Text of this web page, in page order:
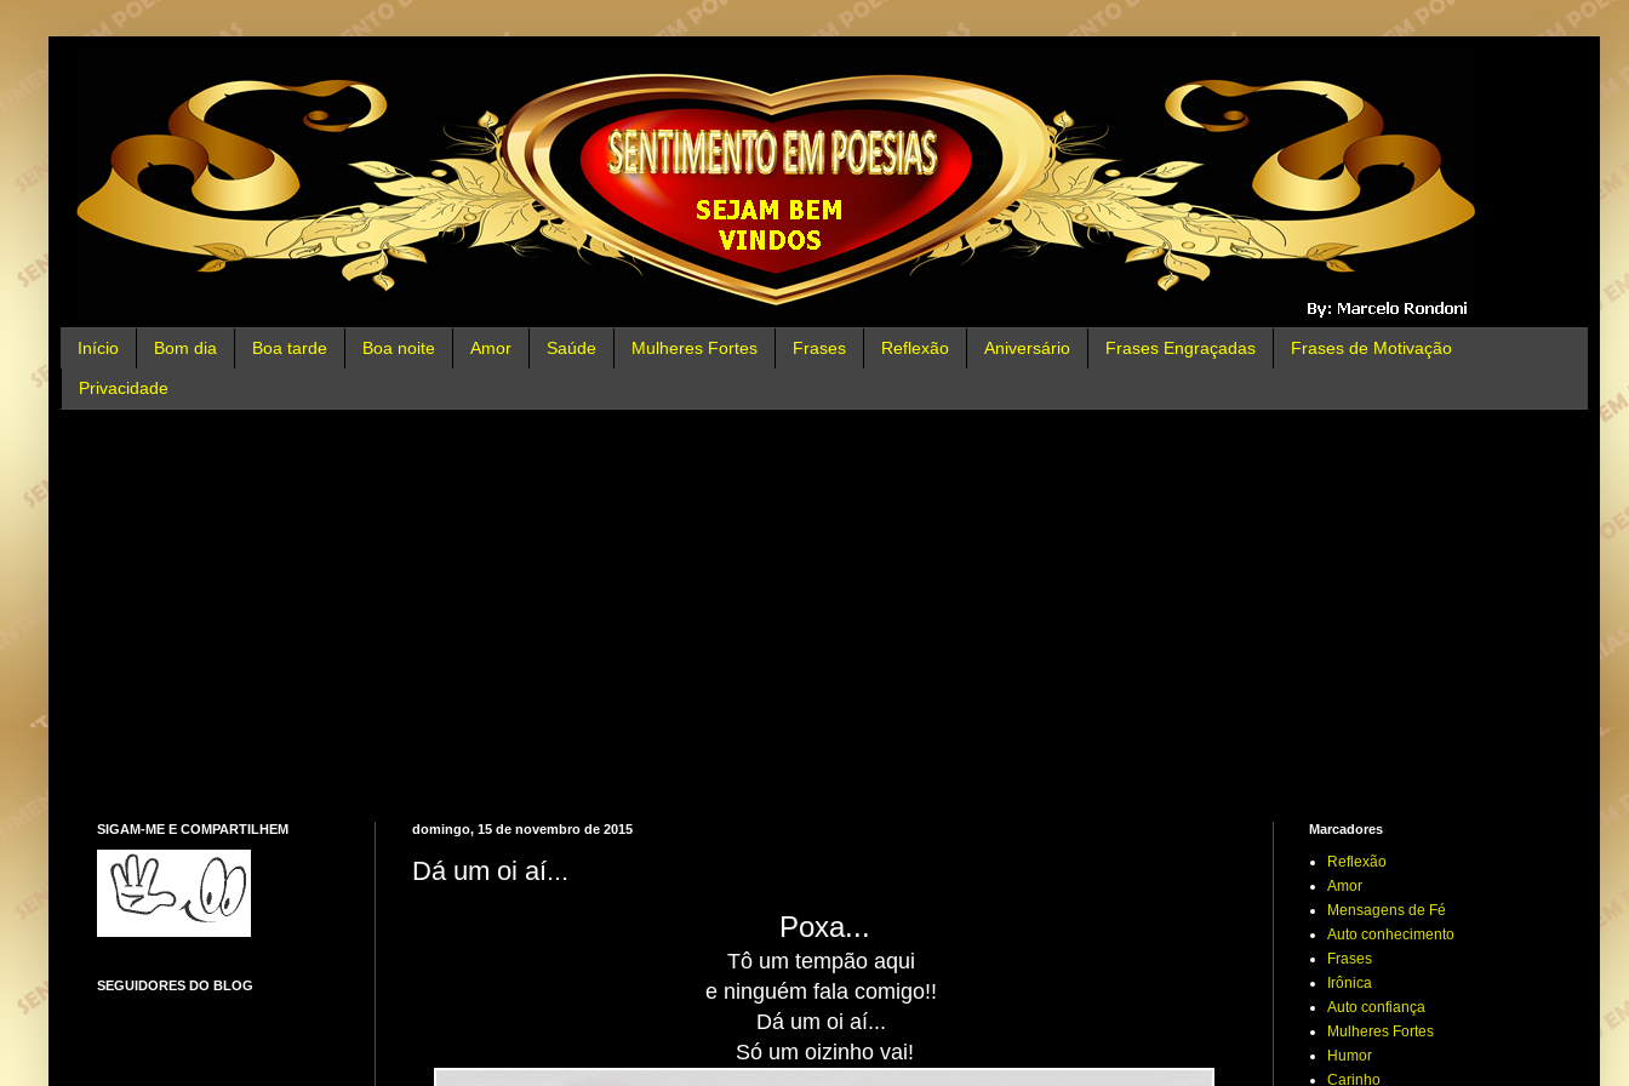
Início Bom dia Boa tarde Boa noite Amor Saúde Mulheres Fortes Frases Reflexão Aniversário Frases Engraçadas Frases de Motivação
Privacidade
domingo, 15 de novembro de 2015
Dá um oi aí...
Poxa...
Tô um tempão aqui
e ninguém fala comigo!!
Dá um oi aí...
Só um oizinho vai!
SIGAM-ME E COMPARTILHEM
SEGUIDORES DO BLOG
Marcadores
Reflexão
Amor
Mensagens de Fé
Auto conhecimento
Frases
Irônica
Auto confiança
Mulheres Fortes
Humor
Carinho